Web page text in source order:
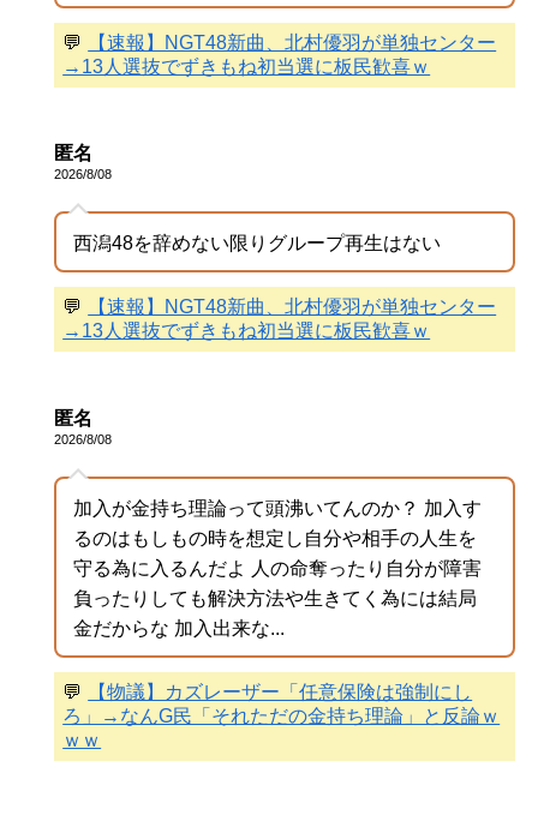
💬
【速報】NGT48新曲、北村優羽が単独センター
→13人選抜でずきもね初当選に板民歓喜ｗ
匿名
2026/8/08
西潟48を辞めない限りグループ再生はない
💬
【速報】NGT48新曲、北村優羽が単独センター
→13人選抜でずきもね初当選に板民歓喜ｗ
匿名
2026/8/08
加入が金持ち理論って頭沸いてんのか？ 加入す
るのはもしもの時を想定し自分や相手の人生を
守る為に入るんだよ 人の命奪ったり自分が障害
負ったりしても解決方法や生きてく為には結局
金だからな 加入出来な...
💬
【物議】カズレーザー「任意保険は強制にし
ろ」→なんG民「それただの金持ち理論」と反論ｗ
ｗｗ